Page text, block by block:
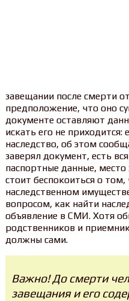
завещании после смерти
предположение, что оно
документе оставляют
искать его не приходится:
наследство, об этом
заверял документ, есть
паспортные данные,
стоит беспокоиться о
наследственном
вопросом, как найти
объявление в СМИ. Хотя
родственников и
должны сами.
Важно! До смерти
завещания и его